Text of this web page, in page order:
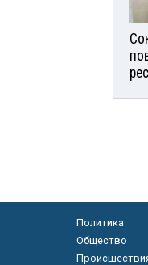
Политика
Общество